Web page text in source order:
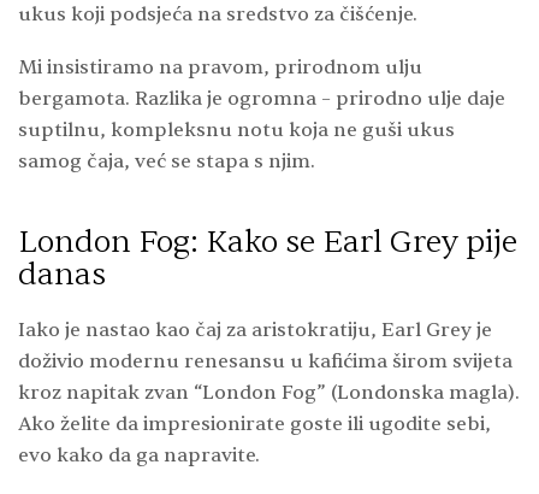
ukus koji podsjeća na sredstvo za čišćenje.
Mi insistiramo na pravom, prirodnom ulju
bergamota. Razlika je ogromna – prirodno ulje daje
suptilnu, kompleksnu notu koja ne guši ukus
samog čaja, već se stapa s njim.
London Fog: Kako se Earl Grey pije
danas
Iako je nastao kao čaj za aristokratiju, Earl Grey je
doživio modernu renesansu u kafićima širom svijeta
kroz napitak zvan “London Fog” (Londonska magla).
Ako želite da impresionirate goste ili ugodite sebi,
evo kako da ga napravite.